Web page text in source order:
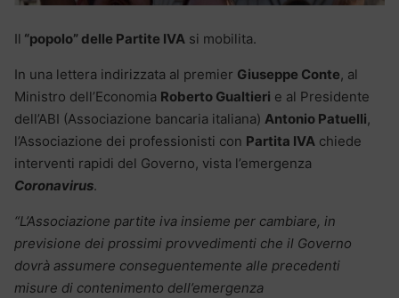
Il “popolo” delle Partite IVA si mobilita.
In una lettera indirizzata al premier Giuseppe Conte, al
Ministro dell’Economia Roberto Gualtieri e al Presidente
dell’ABI (Associazione bancaria italiana) Antonio Patuelli,
l’Associazione dei professionisti con Partita IVA chiede
interventi rapidi del Governo, vista l’emergenza
Coronavirus.
“L’Associazione partite iva insieme per cambiare, in
previsione dei prossimi provvedimenti che il Governo
dovrà assumere conseguentemente alle precedenti
misure di contenimento dell’emergenza